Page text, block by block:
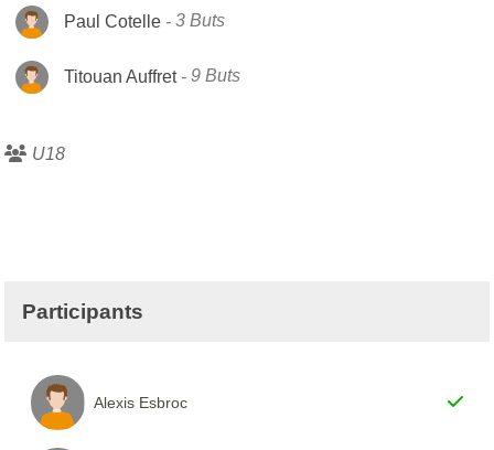
Paul Cotelle 3 Buts
Titouan Auffret 9 Buts
U18
Participants
Alexis Esbroc